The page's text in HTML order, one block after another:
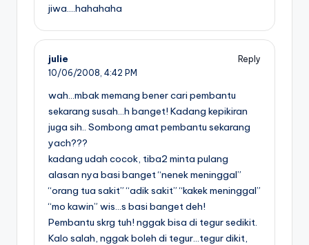
jiwa….hahahaha
julie
Reply
10/06/2008, 4:42 PM
wah…mbak memang bener cari pembantu
sekarang susah…h banget! Kadang kepikiran
juga sih.. Sombong amat pembantu sekarang
yach???
kadang udah cocok, tiba2 minta pulang
alasan nya basi banget “nenek meninggal”
“orang tua sakit” “adik sakit” “kakek meninggal”
“mo kawin” wis…s basi banget deh!
Pembantu skrg tuh! nggak bisa di tegur sedikit.
Kalo salah, nggak boleh di tegur…tegur dikit,